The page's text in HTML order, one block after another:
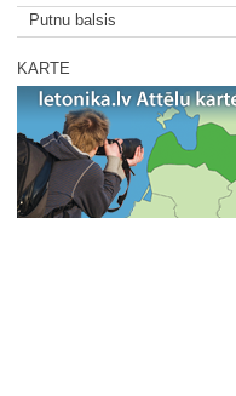
Putnu balsis
KARTE